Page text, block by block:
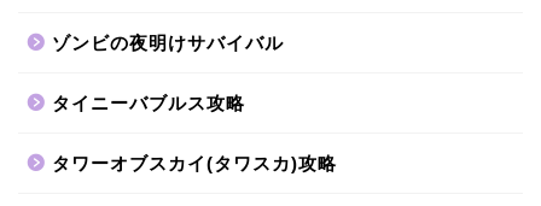
ゾンビの夜明けサバイバル
タイニーバブルス攻略
タワーオブスカイ(タワスカ)攻略